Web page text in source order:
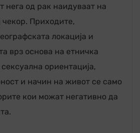
нега од рак наидуваат на
чекор. Приходите,
локација и
врз основа на етничка
ориентација,
и начин на живот се само
кои можат негативно да